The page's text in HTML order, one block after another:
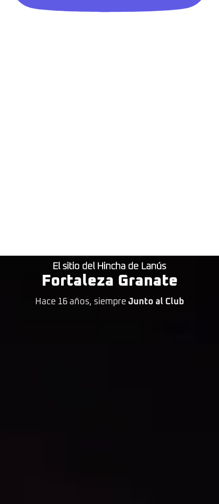
El sitio del Hincha de Lanús
Fortaleza Granate
Hace 16 años, siempre Junto al Club